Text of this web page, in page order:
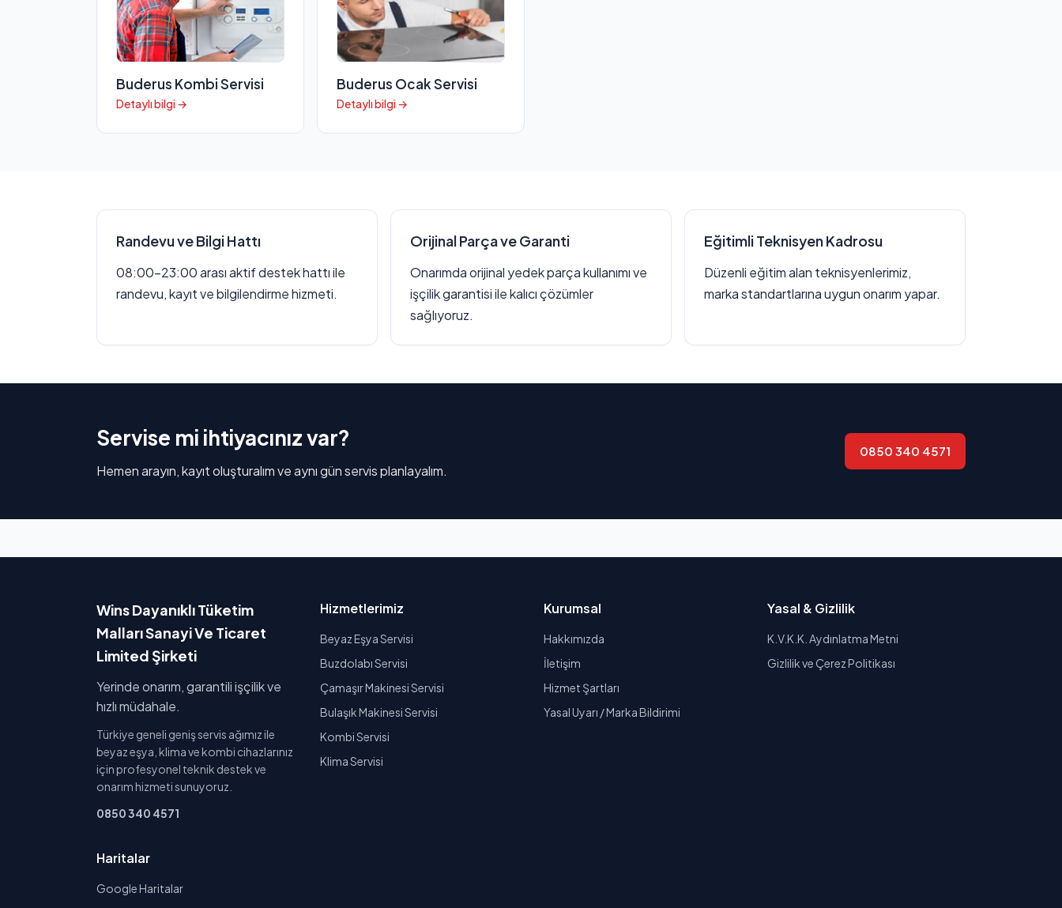
Buderus Kombi Servisi
Detaylı bilgi →
Buderus Ocak Servisi
Detaylı bilgi →
Randevu ve Bilgi Hattı
08:00–23:00 arası aktif destek hattı ile
randevu, kayıt ve bilgilendirme hizmeti.
Orijinal Parça ve Garanti
Onarımda orijinal yedek parça kullanımı ve
işçilik garantisi ile kalıcı çözümler
sağlıyoruz.
Eğitimli Teknisyen Kadrosu
Düzenli eğitim alan teknisyenlerimiz,
marka standartlarına uygun onarım yapar.
Servise mi ihtiyacınız var?
Hemen arayın, kayıt oluşturalım ve aynı gün servis planlayalım.
0850 340 4571
Wins Dayanıklı Tüketim
Malları Sanayi Ve Ticaret
Limited Şirketi
Yerinde onarım, garantili işçilik ve
hızlı müdahale.
Türkiye geneli geniş servis ağımız ile
beyaz eşya, klima ve kombi cihazlarınız
için profesyonel teknik destek ve
onarım hizmeti sunuyoruz.
0850 340 4571
Hizmetlerimiz
Beyaz Eşya Servisi
Buzdolabı Servisi
Çamaşır Makinesi Servisi
Bulaşık Makinesi Servisi
Kombi Servisi
Klima Servisi
Kurumsal
Hakkımızda
İletişim
Hizmet Şartları
Yasal Uyarı / Marka Bildirimi
Yasal & Gizlilik
K.V.K.K. Aydınlatma Metni
Gizlilik ve Çerez Politikası
Haritalar
Google Haritalar